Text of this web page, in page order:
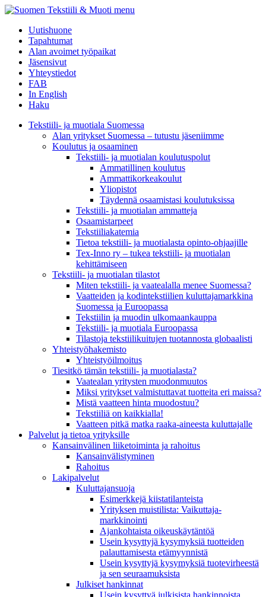
menu
Uutishuone
Tapahtumat
Alan avoimet työpaikat
Jäsensivut
Yhteystiedot
FAB
In English
Haku
Tekstiili- ja muotiala Suomessa
Alan yritykset Suomessa – tutustu jäseniimme
Koulutus ja osaaminen
Tekstiili- ja muotialan koulutuspolut
Ammatillinen koulutus
Ammattikorkeakoulut
Yliopistot
Täydennä osaamistasi koulutuksissa
Tekstiili- ja muotialan ammatteja
Osaamistarpeet
Tekstiiliakatemia
Tietoa tekstiili- ja muotialasta opinto-ohjaajille
Tex-Inno ry – tukea tekstiili- ja muotialan
kehittämiseen
Tekstiili- ja muotialan tilastot
Miten tekstiili- ja vaatealalla menee Suomessa?
Vaatteiden ja kodintekstiilien kuluttajamarkkina
Suomessa ja Euroopassa
Tekstiilin ja muodin ulkomaankauppa
Tekstiili- ja muotiala Euroopassa
Tilastoja tekstiilikuitujen tuotannosta globaalisti
Yhteistyö­hakemisto
Yhteistyöilmoitus
Tiesitkö tämän tekstiili- ja muotialasta?
Vaatealan yritysten muodonmuutos
Miksi yritykset valmistuttavat tuotteita eri maissa?
Mistä vaatteen hinta muodostuu?
Tekstiiliä on kaikkialla!
Vaatteen pitkä matka raaka-aineesta kuluttajalle
Palvelut ja tietoa yrityksille
Kansainvälinen liiketoiminta ja rahoitus
Kansain­välistyminen
Rahoitus
Lakipalvelut
Kuluttajansuoja
Esimerkkejä kiistatilanteista
Yrityksen muistilista: Vaikuttaja­
markkinointi
Ajankohtaista oikeuskäytäntöä
Usein kysyttyjä kysymyksiä tuotteiden
palauttamisesta etämyynnistä
Usein kysyttyjä kysymyksiä tuotevirheestä
ja sen seuraamuksista
Julkiset hankinnat
Usein kysyttyä julkisista hankinnoista